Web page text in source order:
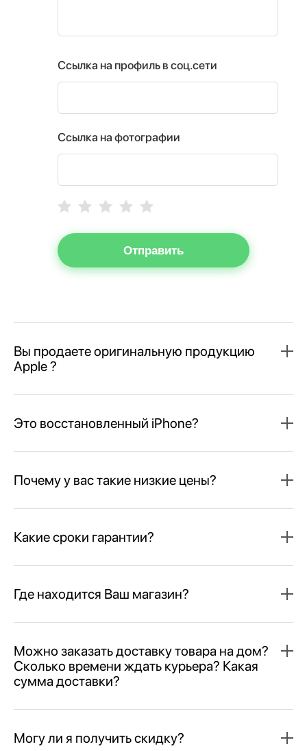
Ссылка на профиль в соц.сети
Ссылка на фотографии
Отправить
Вы продаете оригинальную продукцию
Apple ?
Это восстановленный iPhone?
Почему у вас такие низкие цены?
Какие сроки гарантии?
Где находится Ваш магазин?
Можно заказать доставку товара на дом?
Сколько времени ждать курьера? Какая
сумма доставки?
Могу ли я получить скидку?